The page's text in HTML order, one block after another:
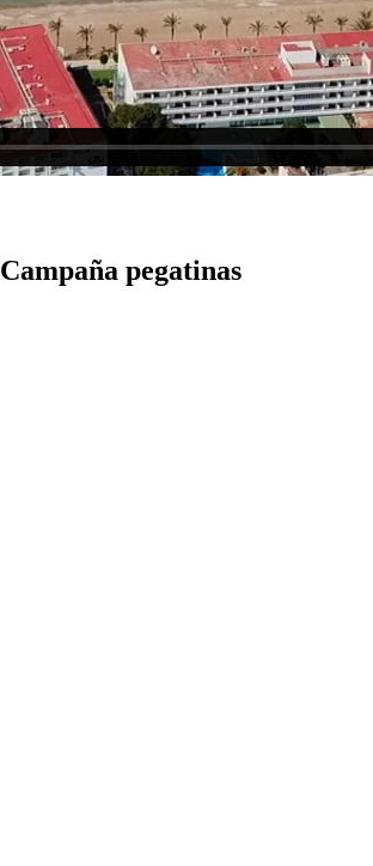
Campaña pegatinas